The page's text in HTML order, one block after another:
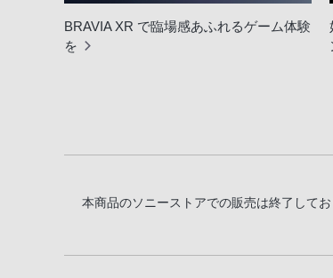
BRAVIA XR で臨場感あふれるゲーム体験
を
本商品のソニーストアでの販売は終了して